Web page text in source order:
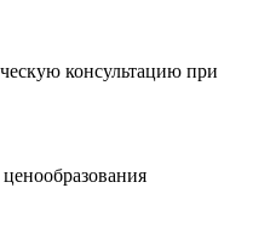
консультацию при